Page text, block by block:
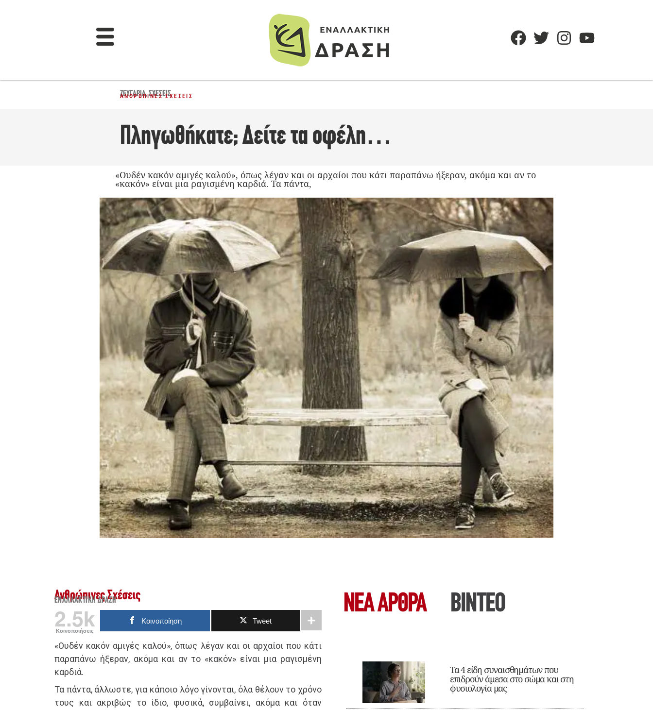
ΖΕΥΓΆΡΙΑ,ΣΧΈΣΕΙΣ
ΑΝΘΡΏΠΙΝΕΣ ΣΧΈΣΕΙΣ
Πληγωθήκατε; Δείτε τα οφέλη…
«Ουδέν κακόν αμιγές καλού», όπως λέγαν και οι αρχαίοι που κάτι παραπάνω ήξεραν, ακόμα και αν το
«κακόν» είναι μια ραγισμένη καρδιά. Τα πάντα,
Ανθρώπινες Σχέσεις
ΕΝΑΛΛΑΚΤΙΚΉ ΔΡΆΣΗ
2.5k
Κοινοποιήσεις
Κοινοποίηση Tweet
«Ουδέν κακόν αμιγές καλού», όπως λέγαν και οι αρχαίοι που κάτι
παραπάνω ήξεραν, ακόμα και αν το «κακόν» είναι μια ραγισμένη
καρδιά.
Τα πάντα, άλλωστε, για κάποιο λόγο γίνονται, όλα θέλουν το χρόνο
τους και ακριβώς το ίδιο, φυσικά, συμβαίνει, ακόμα και όταν
ΝΕΑ ΆΡΘΡΑ ΒΙΝΤΕΟ
Τα 4 είδη συναισθημάτων που
επιδρούν άμεσα στο σώμα και στη
φυσιολογία μας